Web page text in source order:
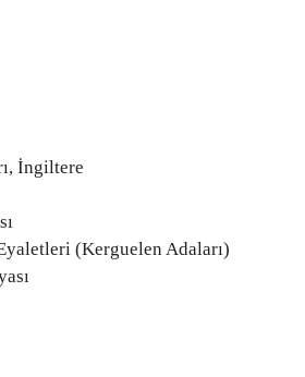
İngiltere
(Kerguelen Adaları)